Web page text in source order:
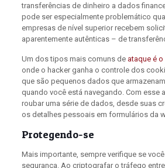
transferências de dinheiro a dados
pode ser especialmente problemático
empresas de nível superior recebem
aparentemente autênticas – de
Um dos tipos mais comuns deataque é o
onde o hacker ganha o controle dos
que são pequenos dados que
quando você está navegando. Com esse
roubar uma série de dados, desde suas
os detalhes pessoais em formulários da
Protegendo-se
Mais importante, sempre verifique se
segurança. Ao criptografar o tráfego